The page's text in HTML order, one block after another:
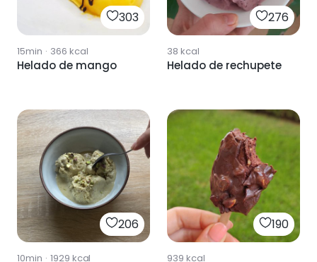
303
15min · 366 kcal
Helado de mango
276
38 kcal
Helado de rechupete
206
10min · 1929 kcal
190
939 kcal